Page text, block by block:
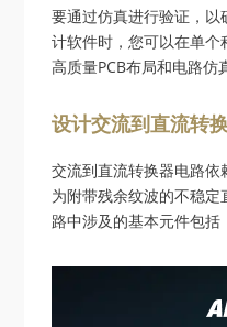
要通过仿真进行验证，
计软件时，您可以在单个
高质量PCB布局和电路仿
设计交流到直流转
交流到直流转换器电路
为附带残余纹波的不稳
路中涉及的基本元件包括